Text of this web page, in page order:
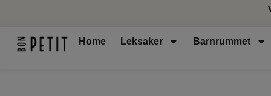
Home Leksaker Barnrummet